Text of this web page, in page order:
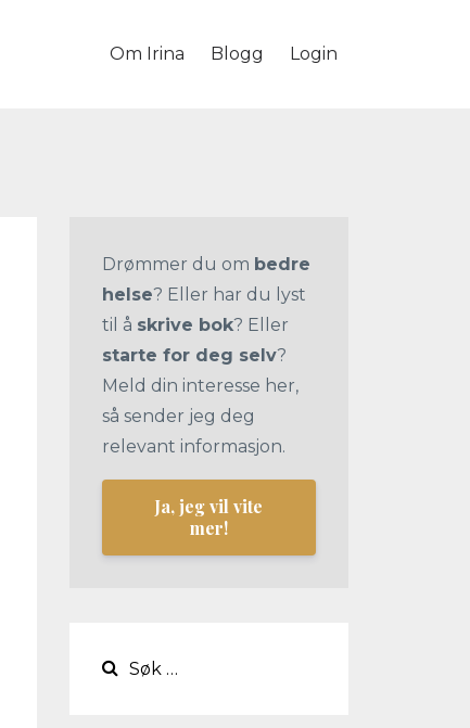
Om Irina Blogg Login
Drømmer du om bedre
helse? Eller har du lyst
til å skrive bok? Eller
starte for deg selv?
Meld din interesse her,
så sender jeg deg
relevant informasjon.
Ja, jeg vil vite
mer!